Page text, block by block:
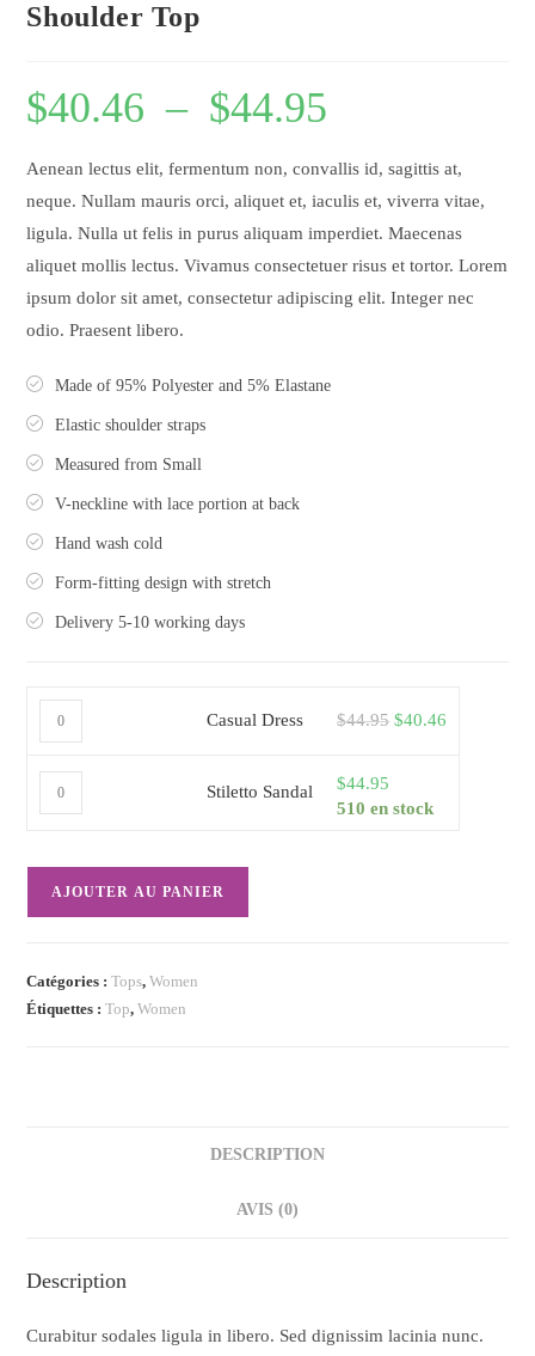
Shoulder Top
$40.46 – $44.95
Aenean lectus elit, fermentum non, convallis id, sagittis at,
neque. Nullam mauris orci, aliquet et, iaculis et, viverra vitae,
ligula. Nulla ut felis in purus aliquam imperdiet. Maecenas
aliquet mollis lectus. Vivamus consectetuer risus et tortor. Lorem
ipsum dolor sit amet, consectetur adipiscing elit. Integer nec
odio. Praesent libero.
Made of 95% Polyester and 5% Elastane
Elastic shoulder straps
Measured from Small
V-neckline with lace portion at back
Hand wash cold
Form-fitting design with stretch
Delivery 5-10 working days
Casual Dress $44.95 $40.46
Stiletto Sandal $44.95
510 en stock
AJOUTER AU PANIER
Catégories :Tops,Women
Étiquettes :Top,Women
DESCRIPTION
AVIS (0)
Description
Curabitur sodales ligula in libero. Sed dignissim lacinia nunc.